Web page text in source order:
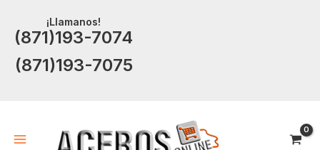
contenido
¡Llamanos!
(871)193-7074
(871)193-7075